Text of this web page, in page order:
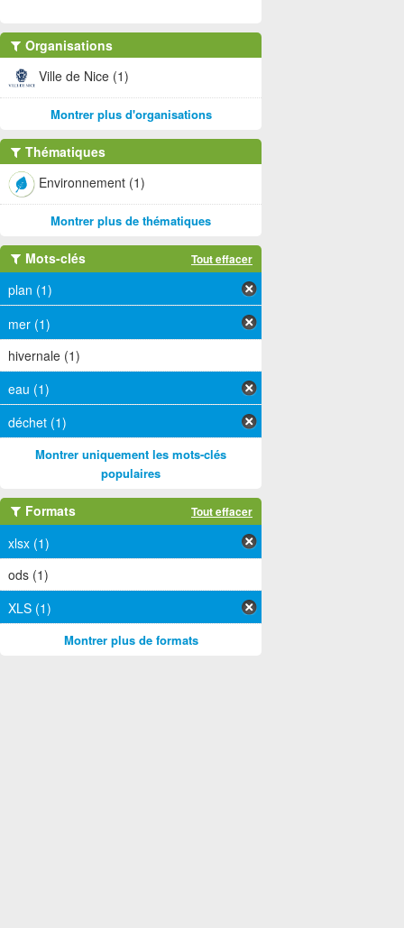
Organisations
Ville de Nice (1)
Montrer plus d'organisations
Thématiques
Environnement (1)
Montrer plus de thématiques
Mots-clés Tout effacer
plan (1)
mer (1)
hivernale (1)
eau (1)
déchet (1)
Montrer uniquement les mots-clés
populaires
Formats Tout effacer
xlsx (1)
ods (1)
XLS (1)
Montrer plus de formats